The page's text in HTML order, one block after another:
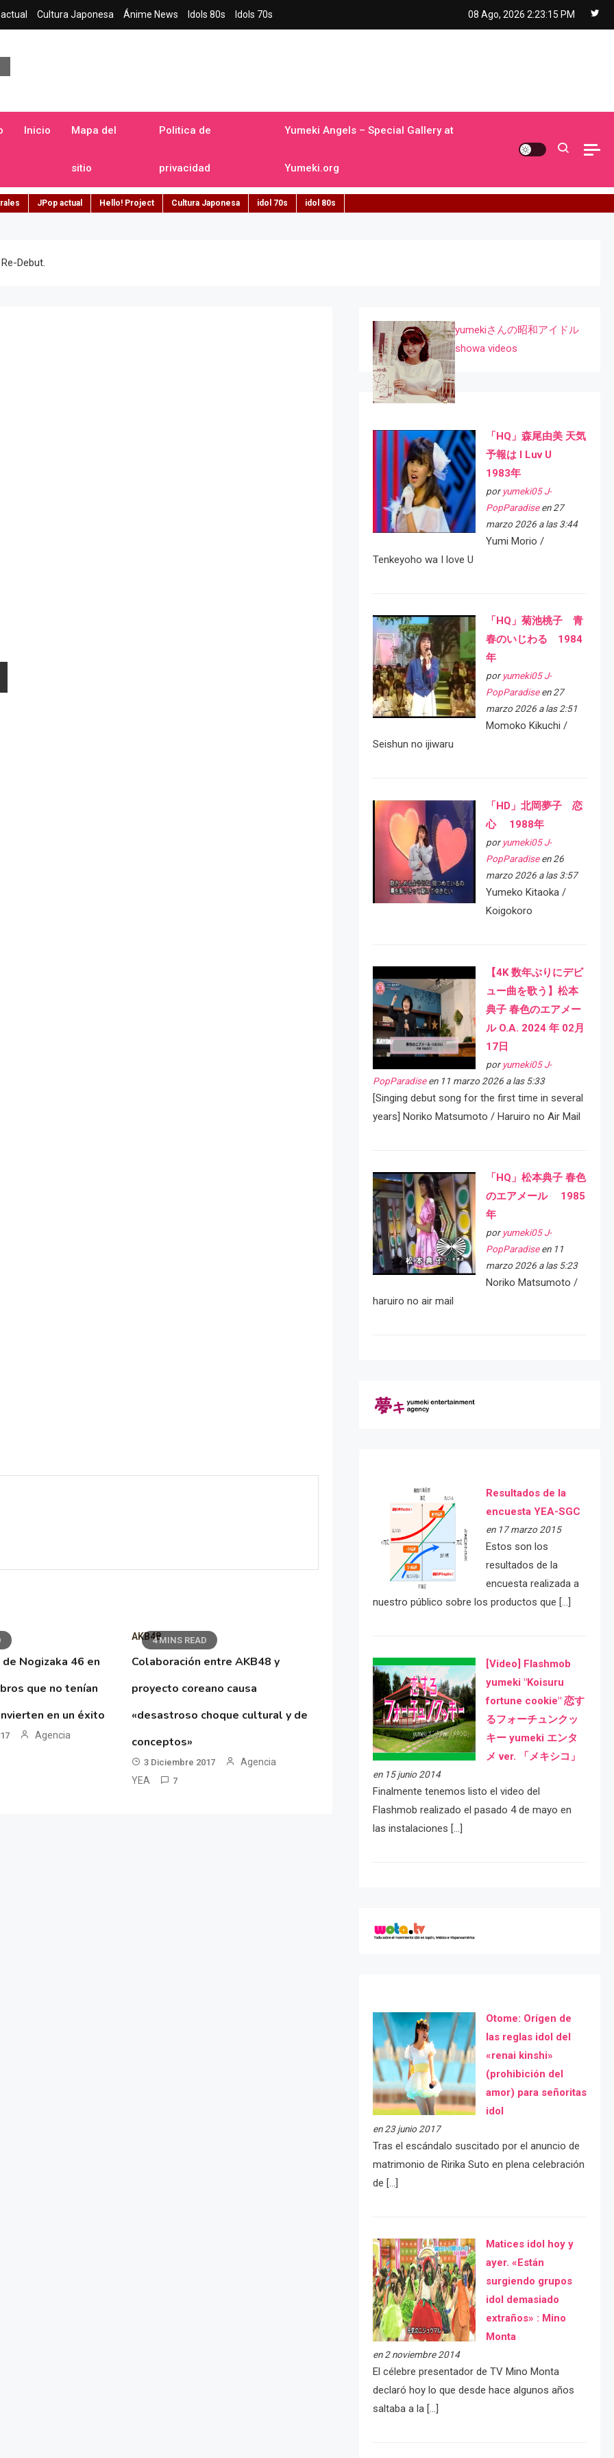
Cultura Japonesa Ánime News Idols 80s Idols 70s 08 Ago, 2026 2:23:16 PM
Inicio Mapa del
sitio
Politica de
privacidad
Yumeki Angels – Special Gallery at
Yumeki.org
JPop actual Hello! Project Cultura Japonesa idol 70s idol 80s
Debut.
Nogizaka 46 en
que no tenían
en un éxito
Agencia
4 MINS READ
AKB48
Colaboración entre AKB48 y
proyecto coreano causa
«desastroso choque cultural y de
conceptos»
3 Diciembre 2017
Agencia
YEA
7
yumekiさんの昭和アイドル
showa videos
「HQ」森尾由美 天気
予報は I Luv U
1983年
por yumeki05 J-
PopParadiseen 27
marzo 2026 a las 3:44
Yumi Morio /
Tenkeyoho wa I love U
「HQ」菊池桃子 青
春のいじわる 1984
年
por yumeki05 J-
PopParadiseen 27
marzo 2026 a las 2:51
Momoko Kikuchi /
Seishun no ijiwaru
「HD」北岡夢子 恋
心 1988年
por yumeki05 J-
PopParadiseen 26
marzo 2026 a las 3:57
Yumeko Kitaoka /
Koigokoro
【4K 数年ぶりにデビ
ュー曲を歌う】松本
典子 春色のエアメー
ル O.A. 2024 年 02月
17日
por yumeki05 J-
PopParadiseen 11 marzo 2026 a las 5:33
[Singing debut song for the first time in several
years] Noriko Matsumoto / Haruiro no Air Mail
「HQ」松本典子 春色
のエアメール 1985
年
por yumeki05 J-
PopParadiseen 11
marzo 2026 a las 5:23
Noriko Matsumoto /
haruiro no air mail
Resultados de la
encuesta YEA-SGC
en 17 marzo 2015
Estos son los
resultados de la
encuesta realizada a
nuestro público sobre los productos que […]
[Video] Flashmob
yumeki "Koisuru
fortune cookie" 恋す
るフォーチュンクッ
キー yumeki エンタ
メ ver. 「メキシコ」
en 15 junio 2014
Finalmente tenemos listo el video del
Flashmob realizado el pasado 4 de mayo en
las instalaciones […]
Otome: Orígen de
las reglas idol del
«renai kinshi»
(prohibición del
amor) para señoritas
idol
en 23 junio 2017
Tras el escándalo suscitado por el anuncio de
matrimonio de Ririka Suto en plena celebración
de […]
Matices idol hoy y
ayer. «Están
surgiendo grupos
idol demasiado
extraños» : Mino
Monta
en 2 noviembre 2014
El célebre presentador de TV Mino Monta
declaró hoy lo que desde hace algunos años
saltaba a la […]